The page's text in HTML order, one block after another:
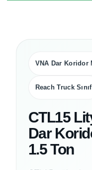
VNA Dar Koridor
Reach Truck
CTL15
Dar
1.5 Ton